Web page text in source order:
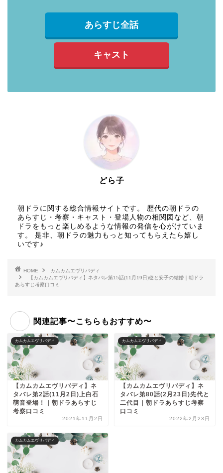
あらすじ全話
キャスト
どら子
朝ドラに関する総合情報サイトです。 歴代の朝ドラの
あらすじ・考察・キャスト・登場人物の相関図など、朝
ドラをもっと楽しめるような情報の発信を心がけていま
す。 是非、朝ドラの魅力もっと知ってもらえたら嬉し
いです♪
HOME
カムカムエヴリバディ
【カムカムエヴリバディ】ネタバレ第15話(11月19日)稔と安子の結婚｜朝ドラ
あらすじ考察口コミ
関連記事〜こちらもおすすめ〜
カムカムエヴリバディ
【カムカムエヴリバディ】ネ
タバレ第2話(11月2日)上白石
萌音登場！｜朝ドラあらすじ
考察口コミ
2021年11月2日
カムカムエヴリバディ
【カムカムエヴリバディ】ネ
タバレ第80話(2月23日)先代と
二代目｜朝ドラあらすじ考察
口コミ
2022年2月23日
カムカムエヴリバディ